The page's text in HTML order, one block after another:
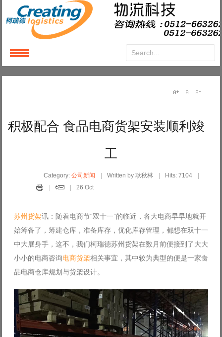
积极配合 食品电商货架安装顺利竣
工
Category:公司新闻 Written by 耿秋林
Hits: 7104
26 Oct
苏州货架讯：随着电商节“双十一”的临近，各大电商早早地就开
始筹备了，筹建仓库，准备库存，优化库存管理，都想在双十一
中大展身手，这不，我们柯瑞德苏州货架在数月前便接到了大大
小小的电商咨询电商货架相关事宜，其中较为典型的便是一家食
品电商仓库规划与货架设计。
LoginorRegister
Remember Me
Log in with Facebook
Forgot your password?
Forgot your username?